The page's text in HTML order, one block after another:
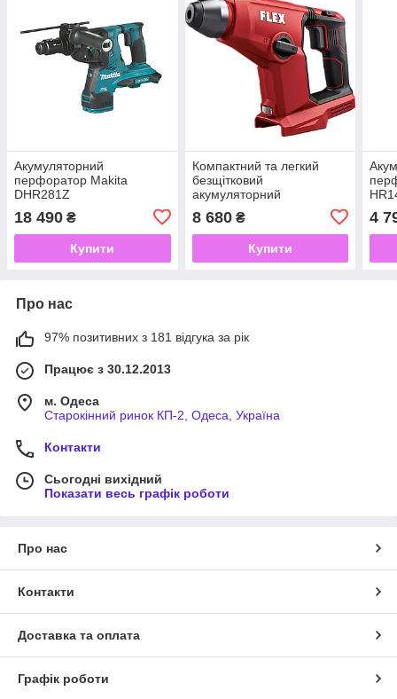
Акумуляторний
перфоратор Makita
DHR281Z
18 490 ₴
Купити
Компактний та легкий
безщітковий
акумуляторний
18.0-EC
8 680₴
Купити
4
Про нас
97% позитивних з 181 відгука за рік
Працює з 30.12.2013
м. Одеса
Старокінний ринок КП-2, Одеса, Україна
Контакти
Сьогодні вихідний
Показати весь графік роботи
Про нас
Контакти
Доставка та оплата
Графік роботи